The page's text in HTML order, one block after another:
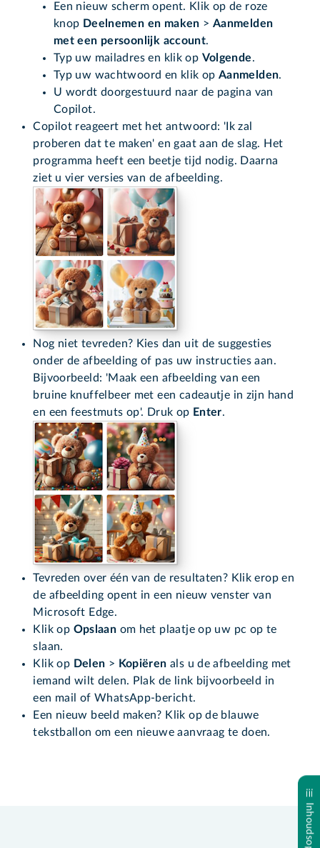
Een nieuw scherm opent. Klik op de roze
knop Deelnemen en maken > Aanmelden
met een persoonlijk account.
Typ uw mailadres en klik op Volgende.
Typ uw wachtwoord en klik op Aanmelden.
U wordt doorgestuurd naar de pagina van
Copilot.
Copilot reageert met het antwoord: 'Ik zal
proberen dat te maken' en gaat aan de slag. Het
programma heeft een beetje tijd nodig. Daarna
ziet u vier versies van de afbeelding.
Nog niet tevreden? Kies dan uit de suggesties
onder de afbeelding of pas uw instructies aan.
Bijvoorbeeld: 'Maak een afbeelding van een
bruine knuffelbeer met een cadeautje in zijn hand
en een feestmuts op'. Druk op Enter.
Tevreden over één van de resultaten? Klik erop en
de afbeelding opent in een nieuw venster van
Microsoft Edge.
Klik op Opslaan om het plaatje op uw pc op te
slaan.
Klik op Delen > Kopiëren als u de afbeelding met
iemand wilt delen. Plak de link bijvoorbeeld in
een mail of WhatsApp-bericht.
Een nieuw beeld maken? Klik op de blauwe
tekstballon om een nieuwe aanvraag te doen.